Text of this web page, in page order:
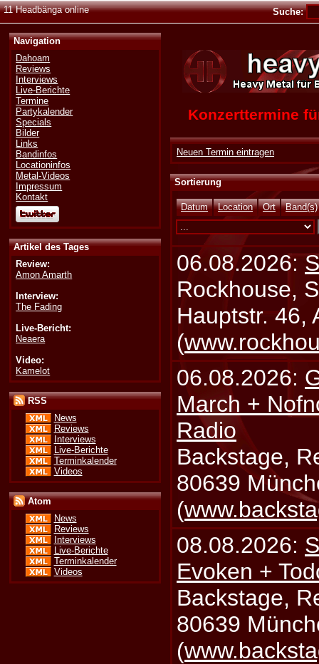
11 Headbänga online Suche:
Navigation
Dahoam
Reviews
Interviews
Live-Berichte
Termine
Partykalender
Specials
Bilder
Links
Bandinfos
Locationinfos
Metal-Videos
Impressum
Kontakt
Artikel des Tages
Review:
Amon Amarth
Interview:
The Fading
Live-Bericht:
Neaera
Video:
Kamelot
RSS
News
Reviews
Interviews
Live-Berichte
Terminkalender
Videos
Atom
News
Reviews
Interviews
Live-Berichte
Terminkalender
Videos
Konzerttermine
Neuen Termin eintragen
Sortierung
Datum Location Ort Band(s)
06.08.2026:
Rockhouse,
Hauptstr. 46,
(
06.08.2026:
March +
Radio
Backstage,
80639
(
08.08.2026:
Evoken +
Backstage,
80639
(